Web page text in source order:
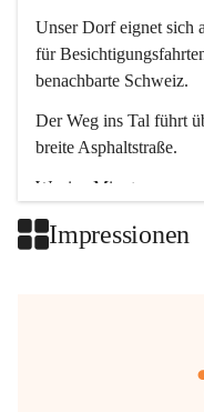
Unser Dorf eignet sich
für
benachbarte Schweiz.
Der Weg ins Tal führt
breite Asphaltstraße.
Wenige Minuten nur,
Impressionen